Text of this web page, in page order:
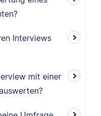
Interviews
mit einer